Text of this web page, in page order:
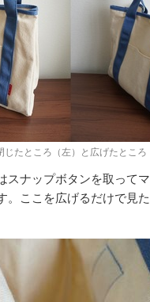
じたところ（左）と広げたところ
スナップボタンを取って
。ここを広げるだけで見